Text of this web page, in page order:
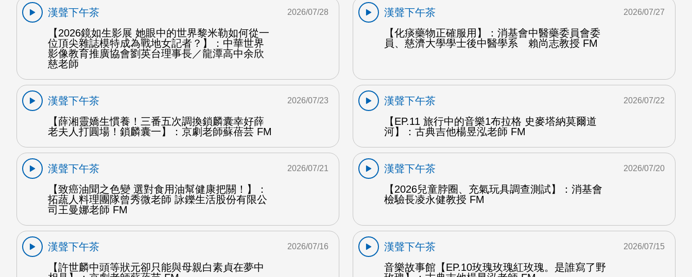
漢聲下午茶
【2026鏡如生影展 她眼中的世界黎米勒如何從一
位頂尖雜誌模特成為戰地女記者？】：中華世界
影像教育推廣協會劉英台理事長／龍潭高中余欣
慈老師
2026/07/28
漢聲下午茶
【化痰藥物正確服用】：消基會中醫藥委員會委
員、慈濟大學學士後中醫學系 賴尚志教授 FM
2026/07/27
漢聲下午茶
【薛湘靈嬌生慣養！三番五次調換鎖麟囊幸好薛
老夫人打圓場！鎖麟囊一】：京劇老師蘇蓓芸 FM
2026/07/23
漢聲下午茶
【EP.11 旅行中的音樂1布拉格 史麥塔納莫爾道
河】：古典吉他楊昱泓老師 FM
2026/07/22
漢聲下午茶
【致癌油聞之色變 選對食用油幫健康把關！】：
拓蔬人料理團隊曾秀微老師 詠鑠生活股份有限公
司王曼娜老師 FM
2026/07/21
漢聲下午茶
【2026兒童脖圈、充氣玩具調查測試】：消基會
檢驗長凌永健教授 FM
2026/07/20
漢聲下午茶
【許世麟中頭等狀元卻只能與母親白素貞在夢中
2026/07/16
漢聲下午茶
音樂故事館【EP.10玫瑰玫瑰紅玫瑰。是誰寫了野
2026/07/15